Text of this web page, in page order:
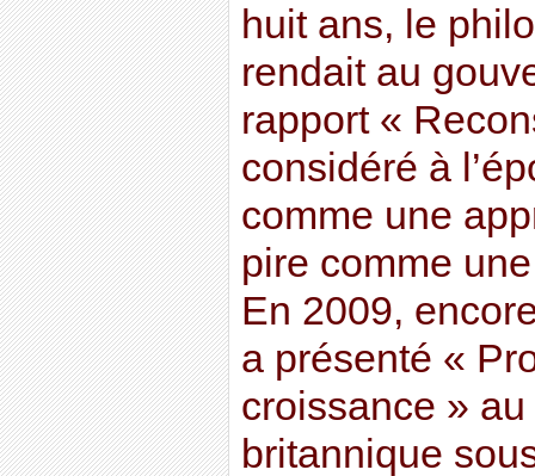
huit ans, le
rendait au
rapport «
considéré à
comme une
pire comme
En 2009,
a présenté «
croissance »
britannique